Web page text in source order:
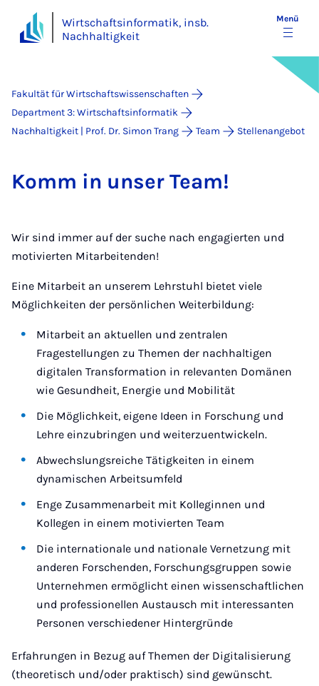
Wirtschaftsinformatik, insb.
Nachhaltigkeit
Menü
Fakultät für Wirtschaftswissenschaften
Department 3: Wirtschaftsinformatik
Nachhaltigkeit | Prof. Dr. Simon Trang
Team Stellenangebot
Komm in un­ser Team!
Wir sind immer auf der suche nach engagierten und
motivierten Mitarbeitenden!
Eine Mitarbeit an unserem Lehrstuhl bietet viele
Möglichkeiten der persönlichen Weiterbildung:
Mitarbeit an aktuellen und zentralen
Fragestellungen zu Themen der nachhaltigen
digitalen Transformation in relevanten Domänen
wie Gesundheit, Energie und Mobilität
Die Möglichkeit, eigene Ideen in Forschung und
Lehre einzubringen und weiterzuentwickeln.
Abwechslungsreiche Tätigkeiten in einem
dynamischen Arbeitsumfeld
Enge Zusammenarbeit mit Kolleginnen und
Kollegen in einem motivierten Team
Die internationale und nationale Vernetzung mit
anderen Forschenden, Forschungsgruppen sowie
Unternehmen ermöglicht einen wissenschaftlichen
und professionellen Austausch mit interessanten
Personen verschiedener Hintergründe
Erfahrungen in Bezug auf Themen der Digitalisierung
(theoretisch und/oder praktisch) sind gewünscht.